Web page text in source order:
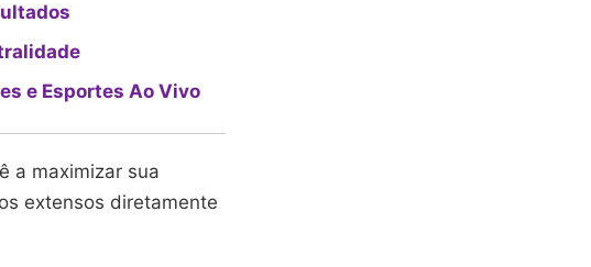
e Esportes Ao Vivo
a maximizar sua
extensos diretamente